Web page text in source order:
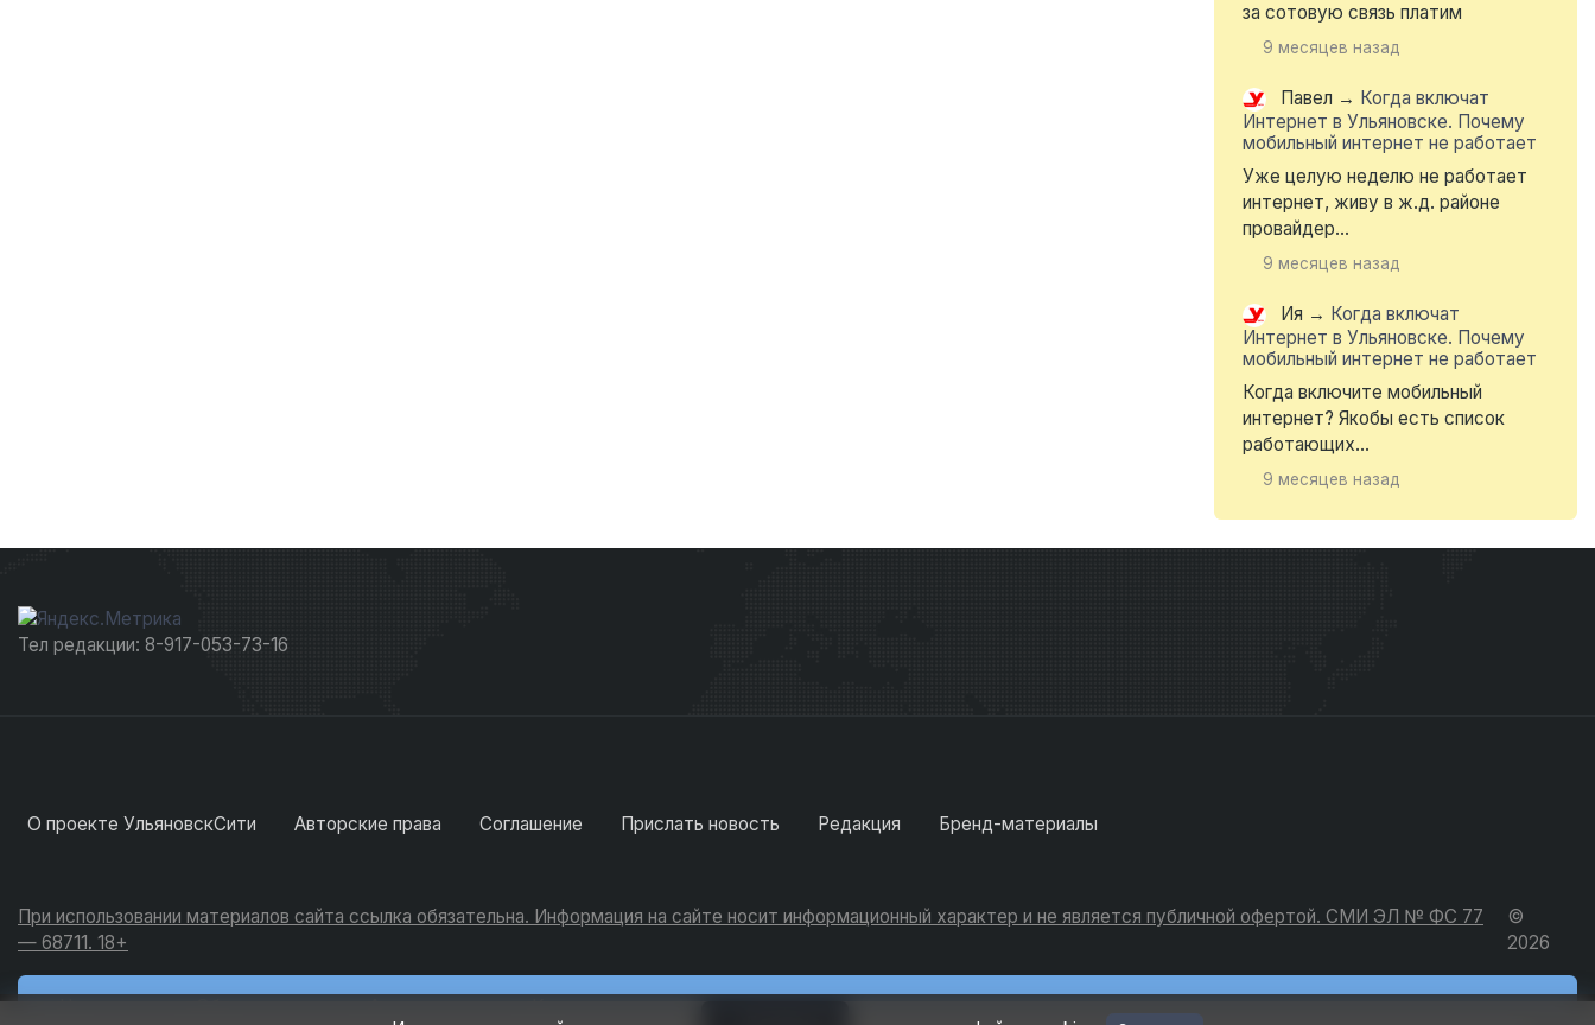
за сотовую связь платим
9 месяцев назад
Павел → Когда включат
Интернет в Ульяновске. Почему
мобильный интернет не работает
Уже целую неделю не работает
интернет, живу в ж.д. районе
провайдер...
9 месяцев назад
Ия → Когда включат
Интернет в Ульяновске. Почему
мобильный интернет не работает
Когда включите мобильный
интернет? Якобы есть список
работающих...
9 месяцев назад
Тел редакции: 8-917-053-73-16
О проекте УльяновскСити Авторские права Соглашение Прислать новость Редакция Бренд-материалы
При использовании материалов сайта ссылка обязательна. Информация на сайте носит информационный характер и не является публичной офертой. СМИ ЭЛ № ФС 77
— 68711. 18+
©
2026